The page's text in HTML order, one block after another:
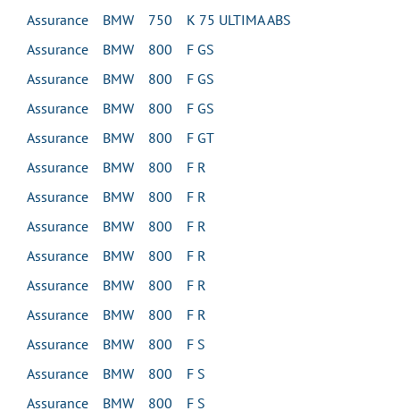
Assurance BMW 750 K 75 ULTIMA ABS
Assurance BMW 800 F GS
Assurance BMW 800 F GS
Assurance BMW 800 F GS
Assurance BMW 800 F GT
Assurance BMW 800 F R
Assurance BMW 800 F R
Assurance BMW 800 F R
Assurance BMW 800 F R
Assurance BMW 800 F R
Assurance BMW 800 F R
Assurance BMW 800 F S
Assurance BMW 800 F S
Assurance BMW 800 F S